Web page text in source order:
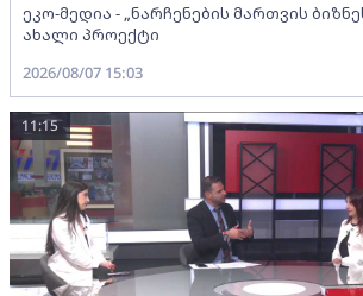
ეკო-მედია - „ნარჩენების მართვის
ახალი პროექტი
2026/08/07 15:03
11:15